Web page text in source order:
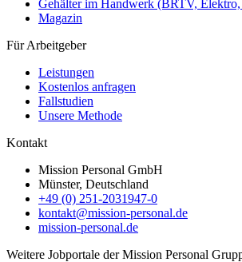
Gehälter im Handwerk (BRTV,
Magazin
Für Arbeitgeber
Leistungen
Kostenlos anfragen
Fallstudien
Unsere Methode
Kontakt
Mission Personal GmbH
Münster, Deutschland
+49 (0) 251-2031947-0
kontakt@mission-personal.de
mission-personal.de
Weitere Jobportale der Mission Personal